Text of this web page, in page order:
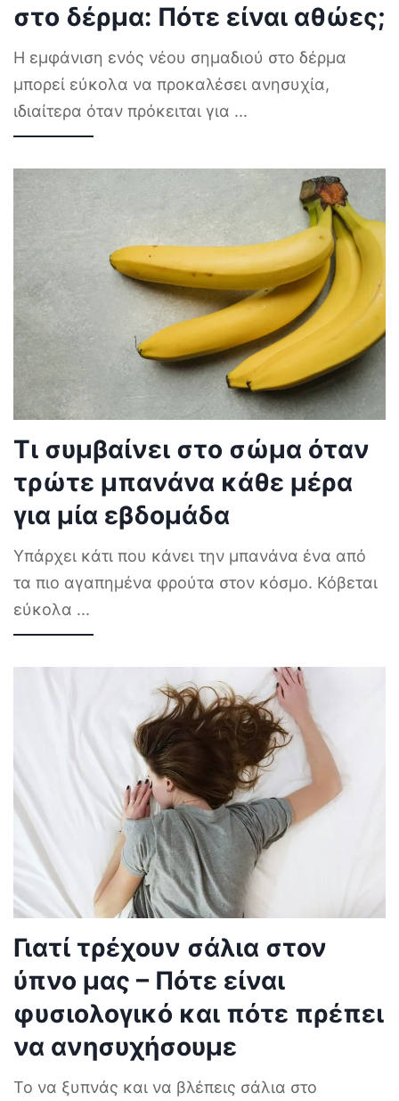
στο δέρμα: Πότε είναι αθώες;
Η εμφάνιση ενός νέου σημαδιού στο δέρμα
μπορεί εύκολα να προκαλέσει ανησυχία,
ιδιαίτερα όταν πρόκειται για ...
Τι συμβαίνει στο σώμα όταν
τρώτε μπανάνα κάθε μέρα
για μία εβδομάδα
Υπάρχει κάτι που κάνει την μπανάνα ένα από
τα πιο αγαπημένα φρούτα στον κόσμο. Κόβεται
εύκολα ...
Γιατί τρέχουν σάλια στον
ύπνο μας – Πότε είναι
φυσιολογικό και πότε πρέπει
να ανησυχήσουμε
Το να ξυπνάς και να βλέπεις σάλια στο